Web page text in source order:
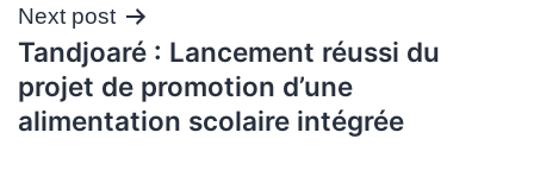
Next post
Tandjoaré : Lancement réussi du
projet de promotion d’une
alimentation scolaire intégrée